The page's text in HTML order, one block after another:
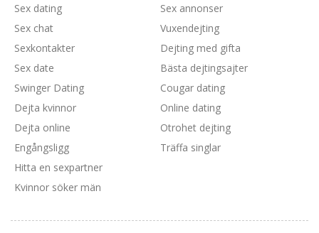
Sex dating
Sex chat
Sexkontakter
Sex date
Swinger Dating
Sex annonser
Vuxendejting
Dejting med gifta
Bästa dejtingsajter
Cougar dating
Dejta kvinnor
Dejta online
Engångsligg
Hitta en sexpartner
Kvinnor söker män
Online dating
Otrohet dejting
Träffa singlar